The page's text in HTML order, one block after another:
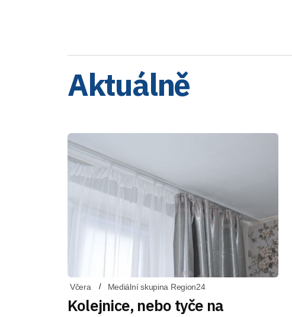
Aktuálně
Včera Mediální skupina Region24
Kolejnice, nebo tyče na